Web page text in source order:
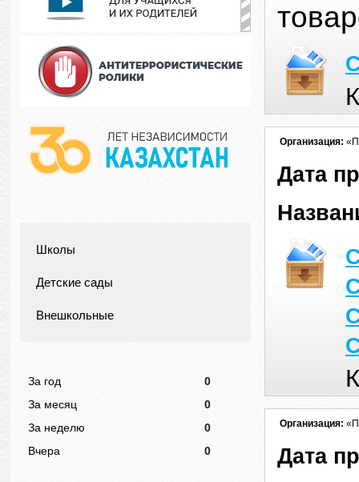
Школы
Детские сады
Внешкольные
За год
0
За месяц
0
За неделю
0
Вчера
0
Организация:
Дата
Организация:
Дата